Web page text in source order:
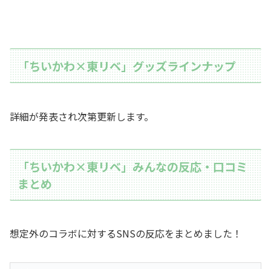
「ちいかわ×東リベ」グッズラインナップ
詳細が発表され次第更新します。
「ちいかわ×東リベ」みんなの反応・口コミ
まとめ
想定外のコラボに対するSNSの反応をまとめました！